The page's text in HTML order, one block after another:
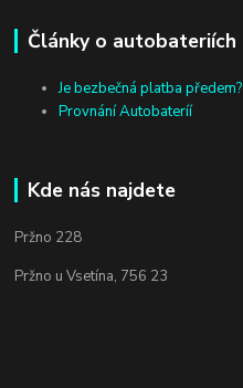
Články o autobateriích
Je bezbečná platba předem?
Provnání Autobateríí
Kde nás najdete
Pržno 228
Pržno u Vsetína, 756 23